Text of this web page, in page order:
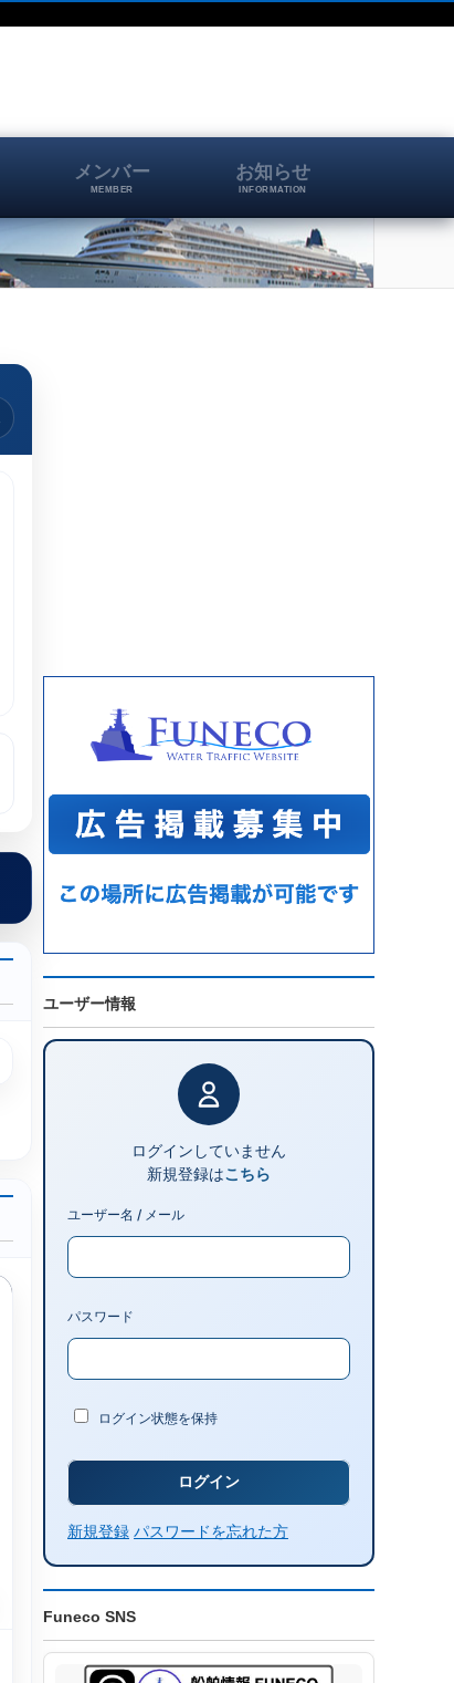
メンバー
MEMBER
お知らせ
INFORMATION
ユーザー情報
ログインしていません
新規登録はこちら
ユーザー名 / メール
パスワード
ログイン状態を保持
新規登録 パスワードを忘れた方
Funeco SNS